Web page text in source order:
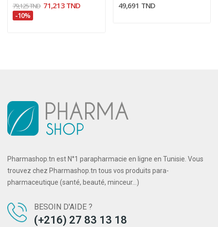
79,125 TND 71,213 TND
-10%
49,691 TND
Pharmashop.tn est N°1 parapharmacie en ligne en Tunisie. Vous
trouvez chez Pharmashop.tn tous vos produits para-
pharmaceutique (santé, beauté, minceur...)
BESOIN D'AIDE ?
(+216) 27 83 13 18